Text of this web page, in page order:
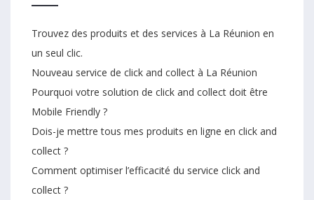
Trouvez des produits et des services à La Réunion en
un seul clic.
Nouveau service de click and collect à La Réunion
Pourquoi votre solution de click and collect doit être
Mobile Friendly ?
Dois-je mettre tous mes produits en ligne en click and
collect ?
Comment optimiser l’efficacité du service click and
collect ?